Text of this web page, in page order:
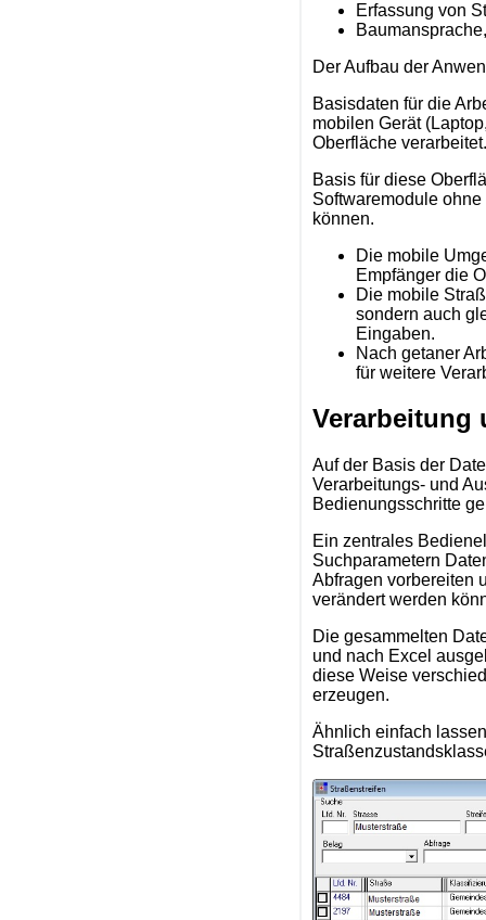
Erfassung von
Der Aufbau der
Basisdaten für die
mobilen Gerät
Oberfläche
Basis für diese
Softwaremodule
können.
Die mobile
Empfänger die
Die mobile
sondern auch
Eingaben.
Nach getaner
für weitere
Verarbeitung
Auf der Basis der
Verarbeitungs- und
Bedienungsschritte
Ein zentrales
Suchparametern
Abfragen vorbereiten
verändert werden
Die gesammelten
und nach Excel
diese Weise
erzeugen.
Ähnlich einfach